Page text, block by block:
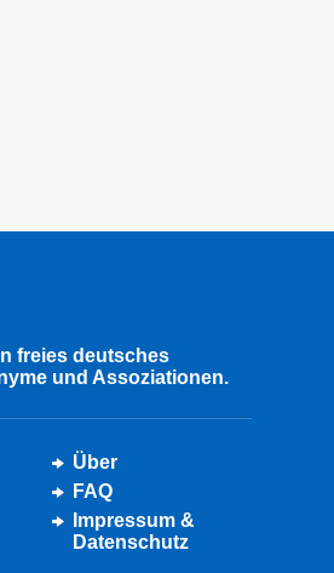
freies deutsches
und Assoziationen.
Über
FAQ
Impressum &
Datenschutz